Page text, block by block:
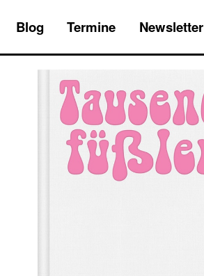
Blog Termine Newsletter